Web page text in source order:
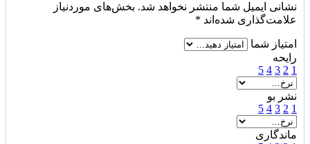
نشانی ایمیل شما منتشر نخواهد شد. بخش‌های موردنیاز
علامت‌گذاری شده‌اند *
امتیاز شما
رایحه
1
2
3
4
5
نشر بو
1
2
3
4
5
ماندگاری